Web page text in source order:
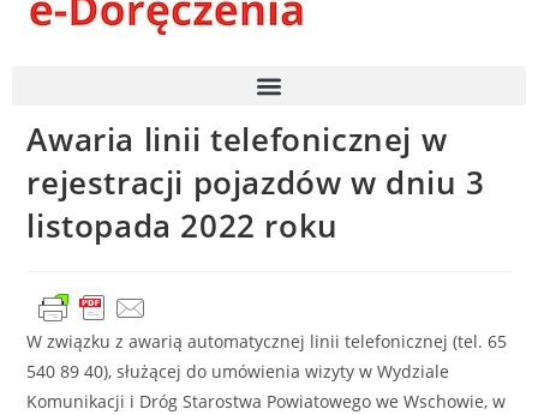
Awaria linii telefonicznej w
rejestracji pojazdów w dniu 3
listopada 2022 roku
W związku z awarią automatycznej linii telefonicznej (tel. 65
540 89 40), służącej do umówienia wizyty w Wydziale
Komunikacji i Dróg Starostwa Powiatowego we Wschowie, w